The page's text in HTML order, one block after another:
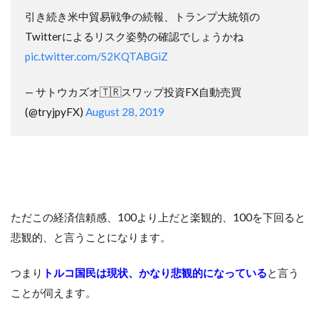
引き続き米中貿易戦争の続報、トランプ大統領の
Twitterによるリスク姿勢の確認でしょうかね
pic.twitter.com/S2KQTABGiZ
— サトウカズオ🇹🇷スワップ投資FX自動売買
(@tryjpyFX) August 28, 2019
ただこの経済信頼感、100より上だと楽観的、100を下回ると
悲観的、と言うことになります。
つまり トルコ国民は現状、かなり悲観的になっていると言う
ことが伺えます。